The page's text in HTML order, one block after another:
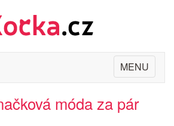
Toggle
navigation
MENU
móda za pár